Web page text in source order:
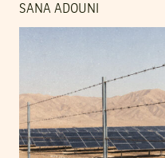
SANA ADOUNI